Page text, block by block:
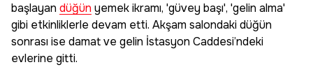
başlayan düğün yemek ikramı, 'güvey başı', 'gelin alma'
gibi etkinliklerle devam etti. Akşam salondaki düğün
sonrası ise damat ve gelin İstasyon Caddesi’ndeki
evlerine gitti.